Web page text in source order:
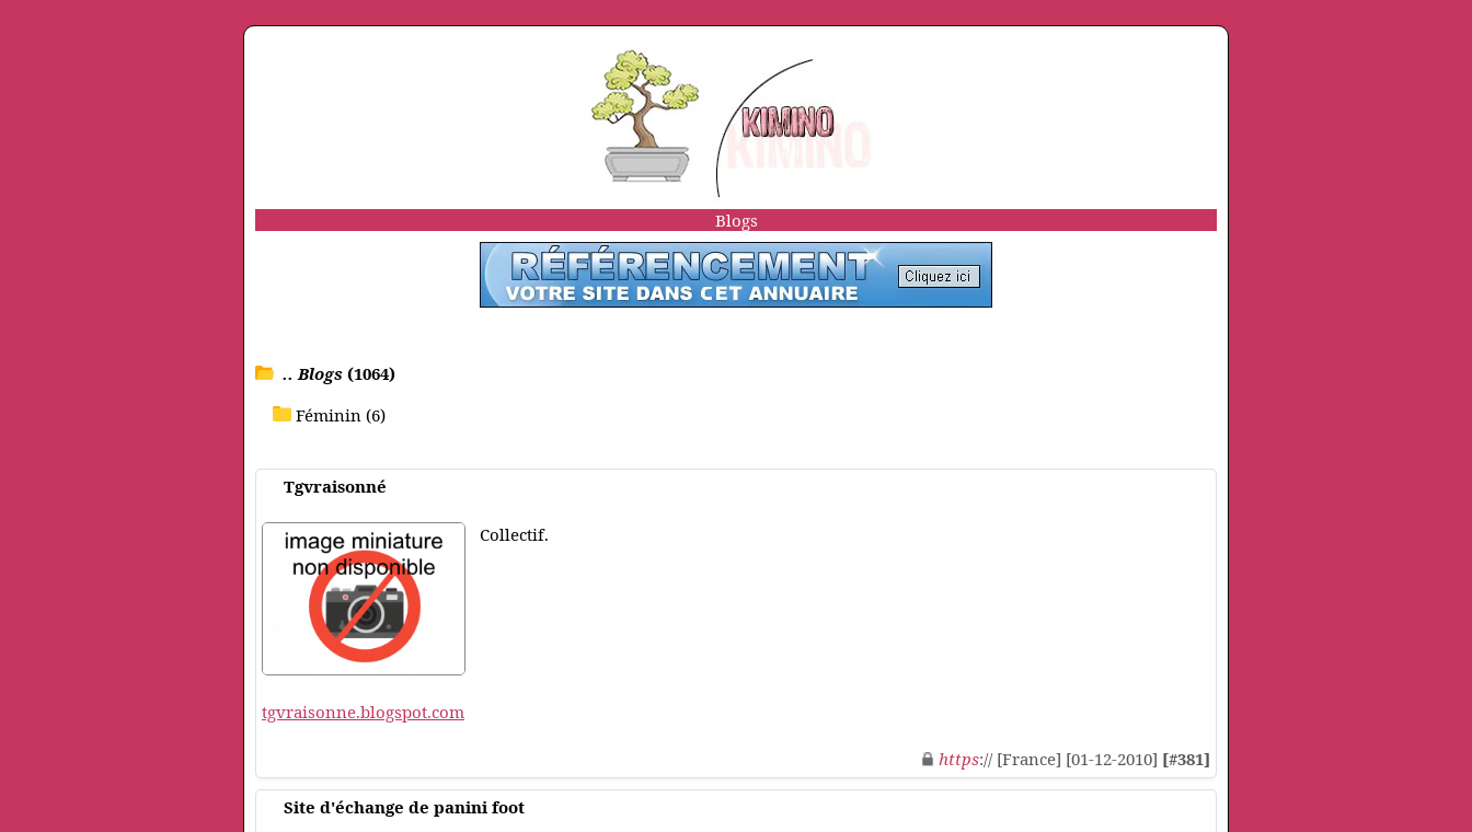
Blogs
.. Blogs (1064)
Féminin (6)
Tgvraisonné
Collectif.
tgvraisonne.blogspot.com
https:// [France] [01-12-2010] [#381]
Site d'échange de panini foot